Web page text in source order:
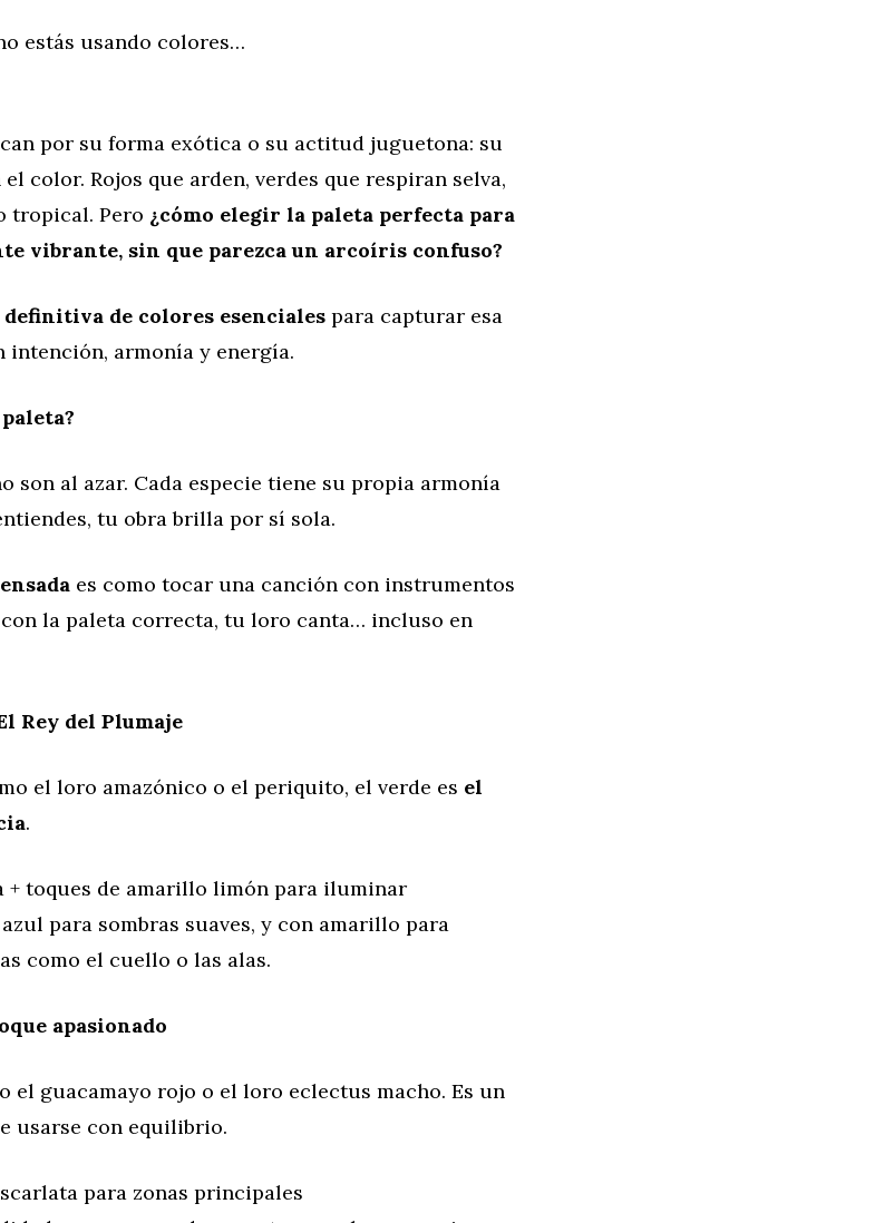
estás usando colores…
por su forma exótica o su actitud juguetona: su
color. Rojos que arden, verdes que respiran selva,
tropical. Pero ¿cómo elegir la paleta perfecta para
vibrante, sin que parezca un arcoíris confuso?
de colores esenciales para capturar esa
armonía y energía.
son al azar. Cada especie tiene su propia armonía
tu obra brilla por sí sola.
es como tocar una canción con instrumentos
con la paleta correcta, tu loro canta… incluso en
Rey del Plumaje
el loro amazónico o el periquito, el verde es el
.
+ toques de amarillo limón para iluminar
para sombras suaves, y con amarillo para
como el cuello o las alas.
apasionado
el guacamayo rojo o el loro eclectus macho. Es un
usarse con equilibrio.
para zonas principales